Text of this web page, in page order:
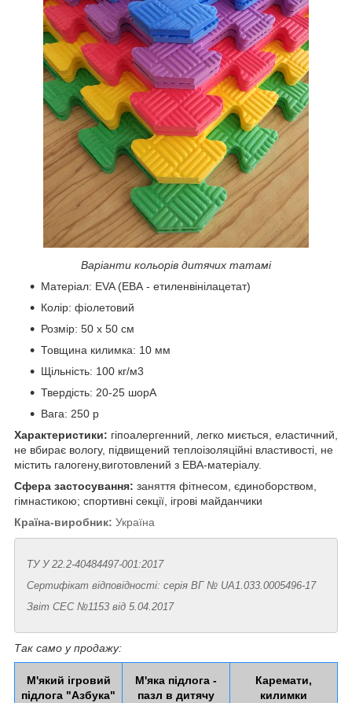
Варіанти кольорів дитячих татамі
Матеріал: EVA (ЕВА - етиленвінілацетат)
Колір: фіолетовий
Розмір: 50 х 50 см
Товщина килимка: 10 мм
Щільність: 100 кг/м3
Твердість: 20-25 шорА
Вага: 250 р
Характеристики: гіпоалергенний, легко миється, еластичний,
не вбирає вологу, підвищений теплоізоляційні властивості, не
містить галогену,виготовлений з ЕВА-матеріалу.
Сфера застосування: заняття фітнесом, єдиноборством,
гімнастикою; спортивні секції, ігрові майданчики
Країна-виробник: Україна
ТУ У 22.2-40484497-001:2017
Сертифікат відповідності: серія ВГ № UA1.033.0005496-17
Звіт СЕС №1153 від 5.04.2017
Так само у продажу:
М'який ігровий
підлога "Азбука"
М'яка підлога -
пазл в дитячу
Каремати,
килимки